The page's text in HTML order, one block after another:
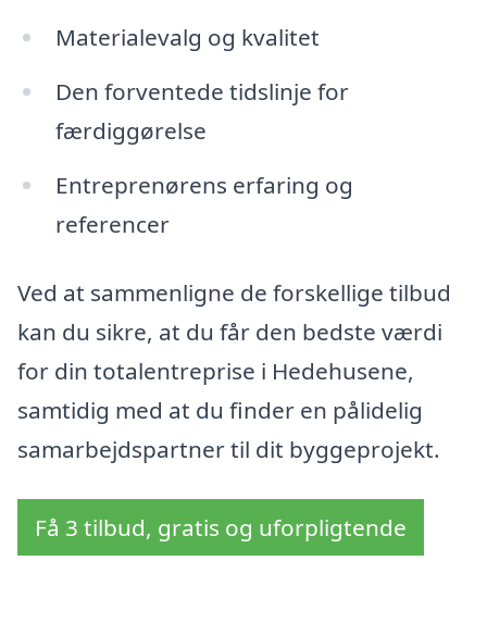
Materialevalg og kvalitet
Den forventede tidslinje for
færdiggørelse
Entreprenørens erfaring og
referencer
Ved at sammenligne de forskellige tilbud
kan du sikre, at du får den bedste værdi
for din totalentreprise i Hedehusene,
samtidig med at du finder en pålidelig
samarbejdspartner til dit byggeprojekt.
Få 3 tilbud, gratis og uforpligtende